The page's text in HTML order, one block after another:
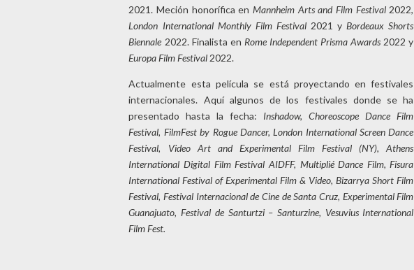
2021. Meción honorífica enMannheim Arts and Film Festival2022,
London International Monthly Film Festival 2021 yBordeaux Shorts
Biennale 2022. Finalista en Rome Independent Prisma Awards 2022 y
Europa Film Festival 2022.
Actualmente esta película se está proyectando en festivales
internacionales. Aquí algunos de los festivales donde se ha
presentado hasta la fecha: Inshadow, Choreoscope Dance Film
Festival, FilmFest by Rogue Dancer, London International Screen Dance
Festival, Video Art and Experimental Film Festival (NY), Athens
International Digital Film Festival AIDFF, Multiplié Dance Film, Fisura
International Festival of Experimental Film & Video, Bizarrya Short Film
Festival, Festival Internacional de Cine de Santa Cruz, Experimental Film
Guanajuato, Festival de Santurtzi – Santurzine, Vesuvius International
Film Fest.